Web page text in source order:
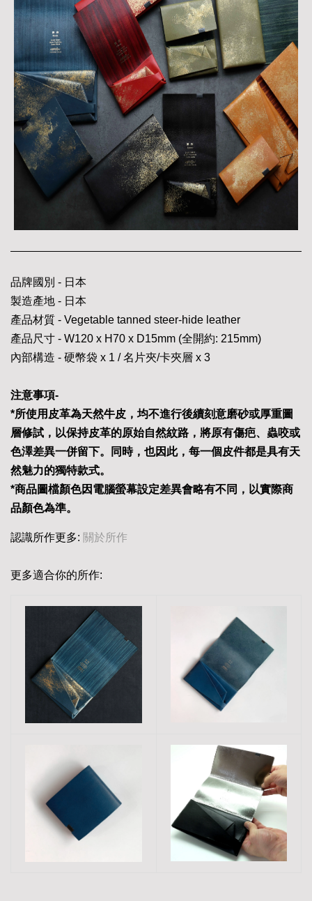
品牌國別 - 日本
製造產地 - 日本
產品材質 - Vegetable tanned steer-hide leather
產品尺寸 - W120 x H70 x D15mm (全開約: 215mm)
內部構造 - 硬幣袋 x 1 / 名片夾/卡夾層 x 3
注意事項-
*所使用皮革為天然牛皮，均不進行後續刻意磨砂或厚重圖
層修試，以保持皮革的原始自然紋路，將原有傷疤、蟲咬或
色澤差異一併留下。同時，也因此，每一個皮件都是具有天
然魅力的獨特款式。
*商品圖檔顏色因電腦螢幕設定差異會略有不同，以實際商
品顏色為準。
認識所作更多: 關於所作
更多適合你的所作: